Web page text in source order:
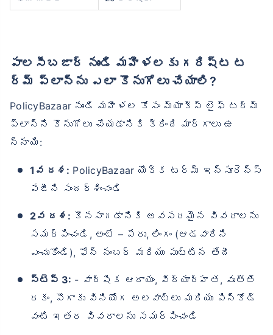
పాలసీబజార్ నుండి మహిళలకు గరిష్ట ట
ర్మ్ ప్లాన్‌ను ఎలా కొనుగోలు చేయాలి?
PolicyBazaar నుండి మహిళల కోసం మ్యాక్స్ లైఫ్ టర్మ్
ప్లాన్‌ని కొనుగోలు చేయడానికి క్రింది మార్గాలు ఉ
న్నాయి:
1వ దశ: PolicyBazaar యొక్క టర్మ్ ఇన్సూరెన్స్
పేజీని సందర్శించండి
2వ దశ: కొనసాగడానికి అవసరమైన వివరాలను
సమర్పించండి, అంటే – పేరు, లింగం (ఆడవారిని
ఎంచుకోండి), ఫోన్ నంబర్ మరియు పుట్టిన తేదీ
స్టెప్ 3: - వార్షిక ఆదాయం, విద్యార్హత, వృత్తి
రకం, పొగాకు వినియోగ అలవాట్లు మరియు పిన్‌కోడ్
వంటి ఇతర వివరాలను సమర్పించండి